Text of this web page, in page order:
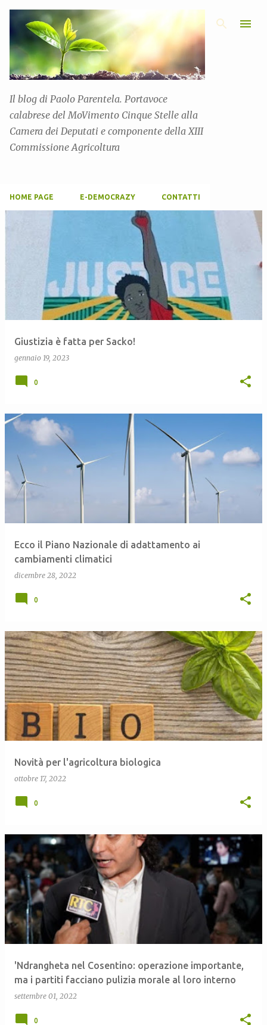
Passa ai contenuti principali
Il blog di Paolo Parentela. Portavoce
calabrese del MoVimento Cinque Stelle alla
Camera dei Deputati e componente della XIII
Commissione Agricoltura
HOME PAGE E-DEMOCRAZY CONTATTI
Giustizia è fatta per Sacko!
gennaio 19, 2023
0
Ecco il Piano Nazionale di adattamento ai
cambiamenti climatici
dicembre 28, 2022
0
Novità per l'agricoltura biologica
ottobre 17, 2022
0
'Ndrangheta nel Cosentino: operazione importante,
ma i partiti facciano pulizia morale al loro interno
settembre 01, 2022
0